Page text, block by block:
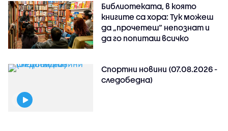
Библиотеката, в която
книгите са хора: Тук можеш
да „прочетеш“ непознат и
да го попиташ всичко
Спортни новини (07.08.2026 -
следобедна)